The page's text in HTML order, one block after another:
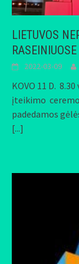
LIETUVOS
RASEINIUOSE
2022-03-09
KOVO 11 D.
įteikimo
padedamos
[...]